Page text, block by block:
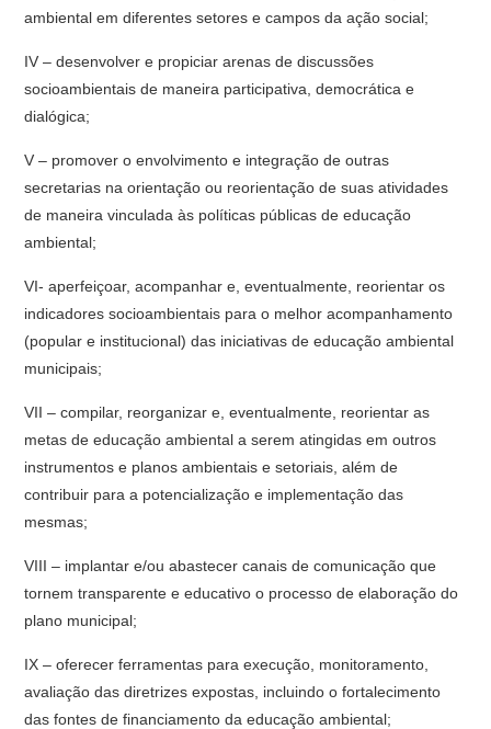
ambiental em diferentes setores e campos da ação social;
IV – desenvolver e propiciar arenas de discussões
socioambientais de maneira participativa, democrática e
dialógica;
V – promover o envolvimento e integração de outras
secretarias na orientação ou reorientação de suas atividades
de maneira vinculada às políticas públicas de educação
ambiental;
VI- aperfeiçoar, acompanhar e, eventualmente, reorientar os
indicadores socioambientais para o melhor acompanhamento
(popular e institucional) das iniciativas de educação ambiental
municipais;
VII – compilar, reorganizar e, eventualmente, reorientar as
metas de educação ambiental a serem atingidas em outros
instrumentos e planos ambientais e setoriais, além de
contribuir para a potencialização e implementação das
mesmas;
VIII – implantar e/ou abastecer canais de comunicação que
tornem transparente e educativo o processo de elaboração do
plano municipal;
IX – oferecer ferramentas para execução, monitoramento,
avaliação das diretrizes expostas, incluindo o fortalecimento
das fontes de financiamento da educação ambiental;